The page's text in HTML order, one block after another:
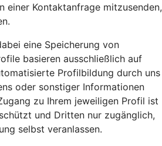
einer Kontaktanfrage mitzusenden,
eine Speicherung von
basieren ausschließlich auf
Profilbildung durch uns
oder sonstiger Informationen
zu Ihrem jeweiligen Profil ist
und Dritten nur zugänglich,
selbst veranlassen.